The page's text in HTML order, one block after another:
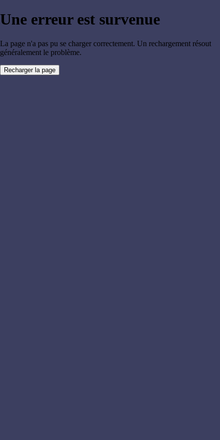
Une erreur est survenue
La page n'a pas pu se charger correctement. Un rechargement résout
généralement le problème.
Recharger la page